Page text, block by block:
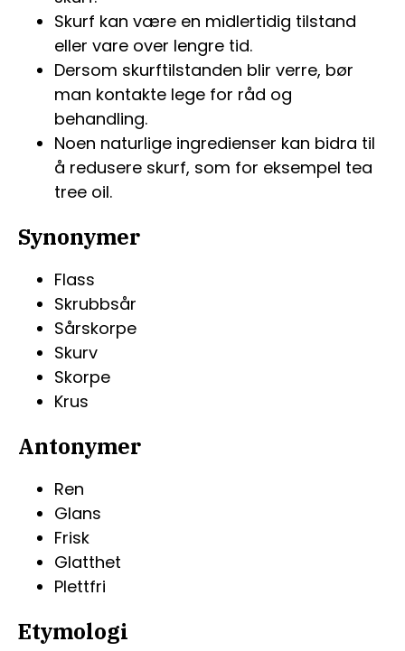
Skurf kan være en midlertidig tilstand
eller vare over lengre tid.
Dersom skurftilstanden blir verre, bør
man kontakte lege for råd og
behandling.
Noen naturlige ingredienser kan bidra til
å redusere skurf, som for eksempel tea
tree oil.
Synonymer
Flass
Skrubbsår
Sårskorpe
Skurv
Skorpe
Krus
Antonymer
Ren
Glans
Frisk
Glatthet
Plettfri
Etymologi